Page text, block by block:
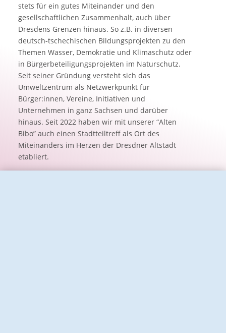
stets für ein gutes Miteinander und den
gesellschaftlichen Zusammenhalt, auch über
Dresdens Grenzen hinaus. So z.B. in diversen
deutsch-tschechischen Bildungsprojekten zu den
Themen Wasser, Demokratie und Klimaschutz oder
in Bürgerbeteiligungsprojekten im Naturschutz.
Seit seiner Gründung versteht sich das
Umweltzentrum als Netzwerkpunkt für
Bürger:innen, Vereine, Initiativen und
Unternehmen in ganz Sachsen und darüber
hinaus. Seit 2022 haben wir mit unserer “Alten
Bibo” auch einen Stadtteiltreff als Ort des
Miteinanders im Herzen der Dresdner Altstadt
etabliert.